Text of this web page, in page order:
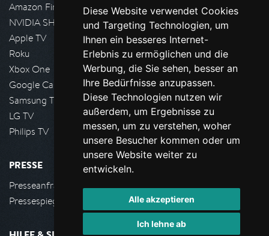
Diese Website verwendet Cookies
und Targeting Technologien, um
Ihnen ein besseres Internet-
Erlebnis zu ermöglichen und die
Werbung, die Sie sehen, besser an
Ihre Bedürfnisse anzupassen.
Diese Technologien nutzen wir
außerdem, um Ergebnisse zu
messen, um zu verstehen, woher
unsere Besucher kommen oder um
unsere Website weiter zu
entwickeln.
Alle akzeptieren
Ich lehne ab
Amazon FireTV
NVIDIA SHIELD, Google TV
Apple TV
Roku
Xbox One
Google Cast
Samsung TV
LG TV
Philips TV
PRESSE
Presseanfrage stellen
Pressespiegel